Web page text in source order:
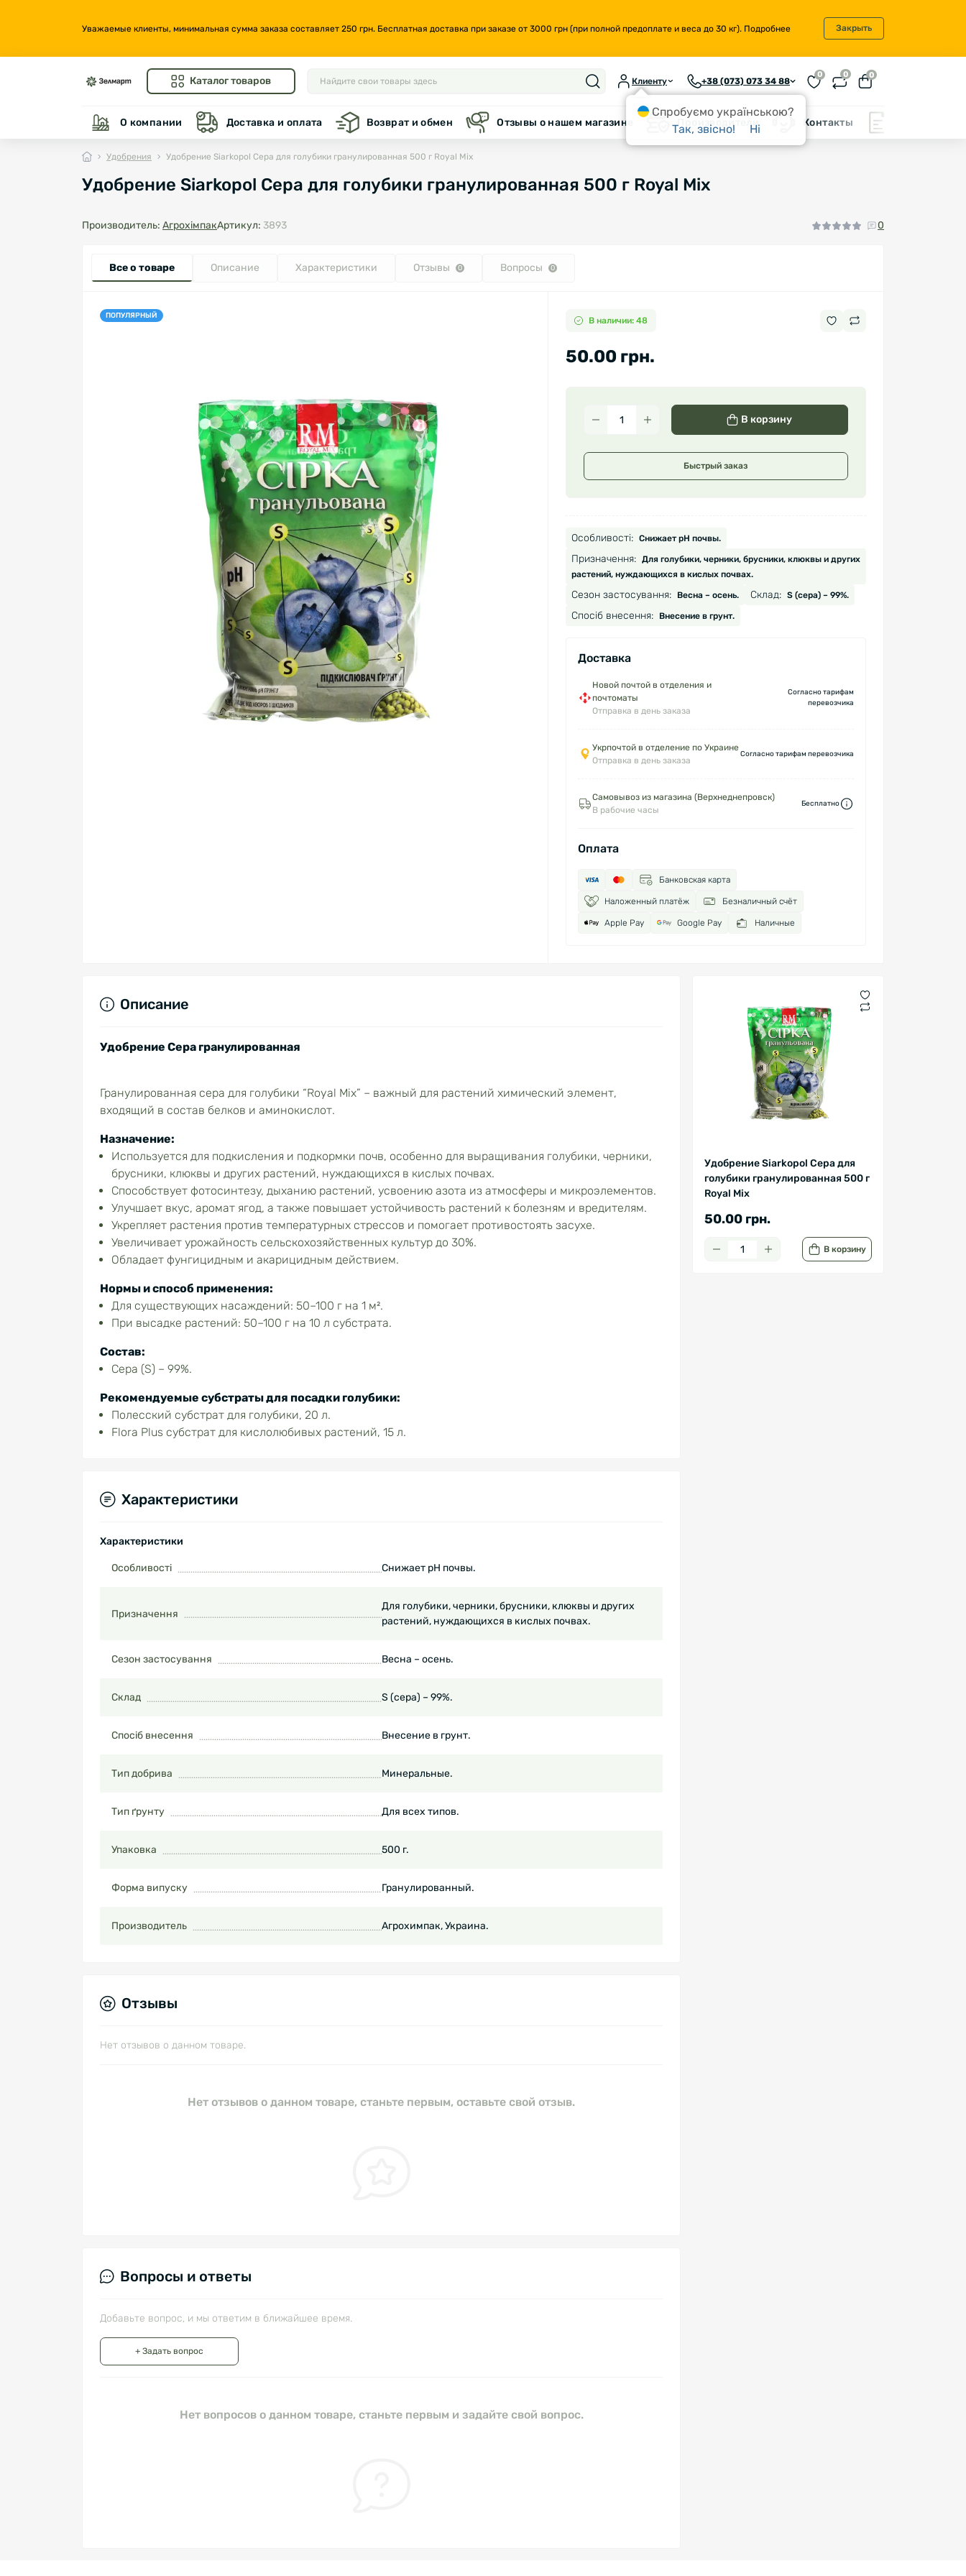
Уважаемые клиенты, минимальная сумма заказа составляет 250 грн. Бесплатная доставка при заказе от 3000 грн (при полной предоплате и веса до 30 кг). Подробнее Закрыть
Каталог товаров Клиенту +38 (073) 073 34 88
0 0 0
О компании Доставка и оплата Возврат и обмен Отзывы о нашем магазине Производители Контакты
Удобрения Удобрение Siarkopol Сера для голубики гранулированная 500 г Royal Mix
Удобрение Siarkopol Сера для голубики гранулированная 500 г Royal Mix
Производитель: АгрохімпакАртикул: 3893 0
Все о товаре Описание Характеристики Отзывы 0 Вопросы 0
ПОПУЛЯРНЫЙ В наличии: 48
50.00 грн.
В корзину
Быстрый заказ
Особливості: Снижает pH почвы.
Призначення:
Для голубики, черники, брусники, клюквы и других
растений, нуждающихся в кислых почвах.
Сезон застосування: Весна – осень. Склад: S (сера) – 99%.
Спосіб внесення: Внесение в грунт.
Доставка
Новой почтой в отделения и
почтоматы
Отправка в день заказа
Согласно тарифам
перевозчика
Укрпочтой в отделение по Украине
Отправка в день заказа
Согласно тарифам перевозчика
Самовывоз из магазина (Верхнеднепровск)
В рабочие часы
Бесплатно
Оплата
Банковская карта
Наложенный платёж Безналичный счёт
Apple Pay Google Pay Наличные
Удобрение Siarkopol Сера для
голубики гранулированная 500 г
Royal Mix
50.00 грн.
В корзину
Описание
Удобрение Сера гранулированная
Гранулированная сера для голубики “Royal Mix” – важный для растений химический элемент,
входящий в состав белков и аминокислот.
Назначение:
Используется для подкисления и подкормки почв, особенно для выращивания голубики, черники,
брусники, клюквы и других растений, нуждающихся в кислых почвах.
Способствует фотосинтезу, дыханию растений, усвоению азота из атмосферы и микроэлементов.
Улучшает вкус, аромат ягод, а также повышает устойчивость растений к болезням и вредителям.
Укрепляет растения против температурных стрессов и помогает противостоять засухе.
Увеличивает урожайность сельскохозяйственных культур до 30%.
Обладает фунгицидным и акарицидным действием.
Нормы и способ применения:
Для существующих насаждений: 50–100 г на 1 м².
При высадке растений: 50–100 г на 10 л субстрата.
Состав:
Сера (S) – 99%.
Рекомендуемые субстраты для посадки голубики:
Полесский субстрат для голубики, 20 л.
Flora Plus субстрат для кислолюбивых растений, 15 л.
Характеристики
Характеристики
Особливості Снижает pH почвы.
Призначення
Для голубики, черники, брусники, клюквы и других
растений, нуждающихся в кислых почвах.
Сезон застосування Весна – осень.
Склад S (сера) – 99%.
Спосіб внесення Внесение в грунт.
Тип добрива Минеральные.
Тип ґрунту Для всех типов.
Упаковка 500 г.
Форма випуску Гранулированный.
Производитель Агрохимпак, Украина.
Отзывы
Нет отзывов о данном товаре.
Нет отзывов о данном товаре, станьте первым, оставьте свой отзыв.
Вопросы и ответы
Добавьте вопрос, и мы ответим в ближайшее время.
+ Задать вопрос
Нет вопросов о данном товаре, станьте первым и задайте свой вопрос.
Спробуємо українською?
Так, звісно!
Ні